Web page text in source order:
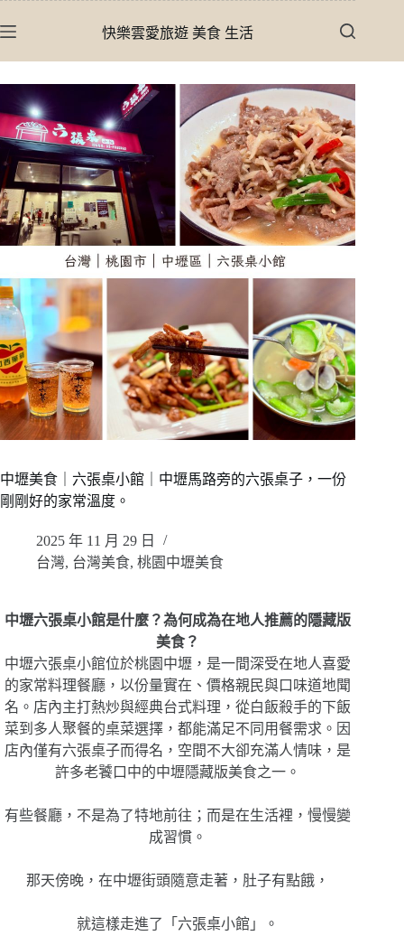
至
容
快樂雲愛旅遊 美食 生活
中壢美食｜六張桌小館｜中壢馬路旁的六張桌子，一份
剛剛好的家常溫度。
2025 年 11 月 29 日
台灣, 台灣美食, 桃園中壢美食
中壢六張桌小館是什麼？為何成為在地人推薦的隱藏版
美食？
中壢六張桌小館位於桃園中壢，是一間深受在地人喜愛
的家常料理餐廳，以份量實在、價格親民與口味道地聞
名。店內主打熱炒與經典台式料理，從白飯殺手的下飯
菜到多人聚餐的桌菜選擇，都能滿足不同用餐需求。因
店內僅有六張桌子而得名，空間不大卻充滿人情味，是
許多老饕口中的中壢隱藏版美食之一。
有些餐廳，不是為了特地前往；而是在生活裡，慢慢變
成習慣。
那天傍晚，在中壢街頭隨意走著，肚子有點餓，
就這樣走進了「六張桌小館」。